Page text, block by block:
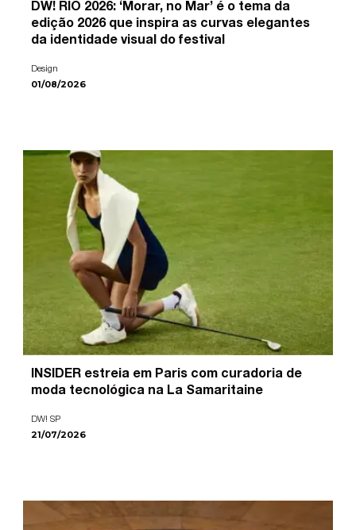
DW! RIO 2026: ‘Morar, no Mar’ é o tema da
edição 2026 que inspira as curvas elegantes
da identidade visual do festival
Design
01/08/2026
INSIDER estreia em Paris com curadoria de
moda tecnológica na La Samaritaine
DW! SP
21/07/2026